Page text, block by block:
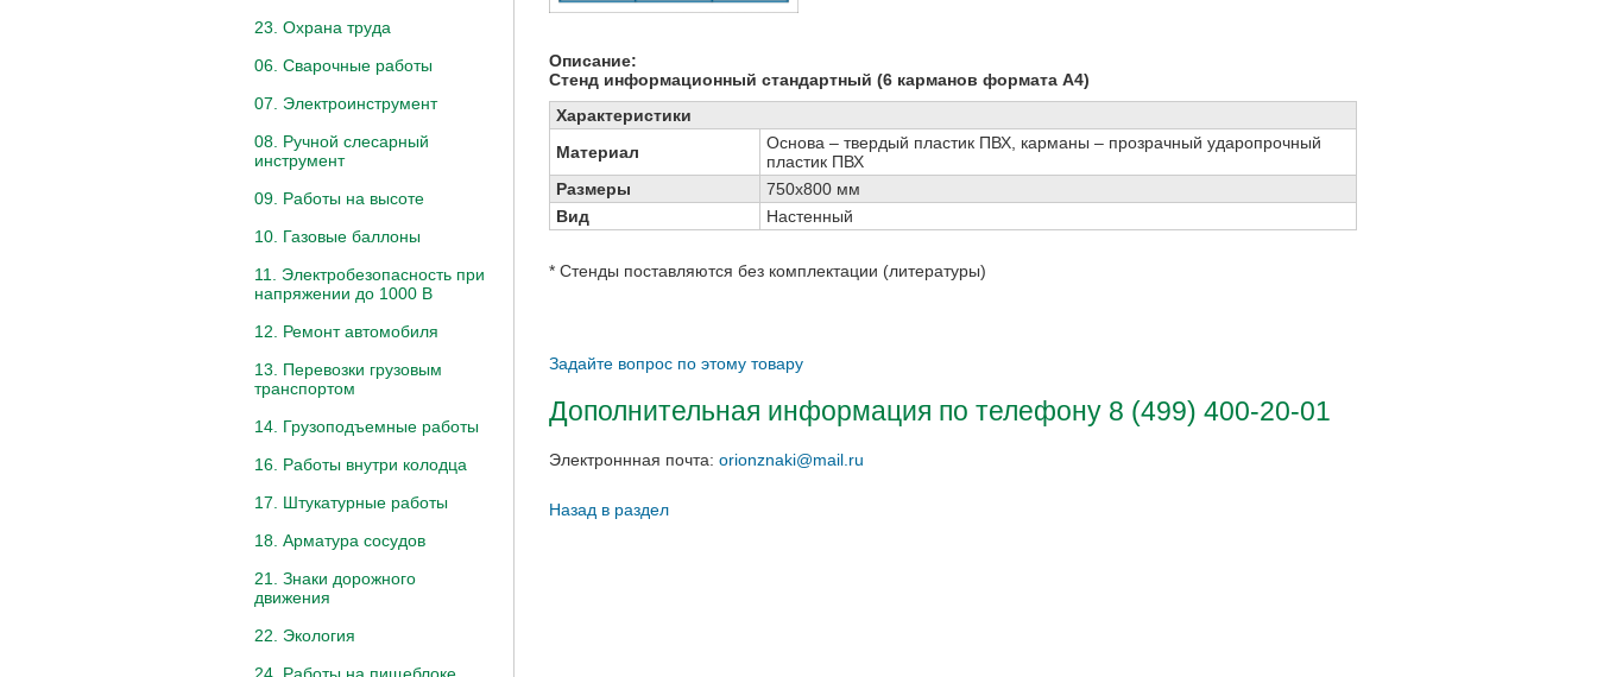
23. Охрана труда
06. Сварочные работы
07. Электроинструмент
08. Ручной слесарный
инструмент
09. Работы на высоте
10. Газовые баллоны
11. Электробезопасность при
напряжении до 1000 В
12. Ремонт автомобиля
13. Перевозки грузовым
транспортом
14. Грузоподъемные работы
16. Работы внутри колодца
17. Штукатурные работы
18. Арматура сосудов
21. Знаки дорожного
движения
22. Экология
Описание:
Стенд информационный стандартный (6 карманов формата А4)
Характеристики
Материал
Основа – твердый пластик ПВХ, карманы – прозрачный ударопрочный
пластик ПВХ
Размеры
750х800 мм
Вид
Настенный
* Стенды поставляются без комплектации (литературы)
Задайте вопрос по этому товару
Дополнительная информация по телефону 8 (499) 400-20-01
Электроннная почта: orionznaki@mail.ru
Назад в раздел